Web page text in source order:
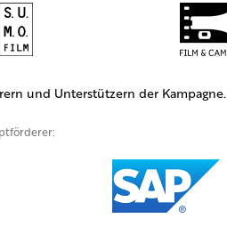
und Unterstützern der Kampagne.